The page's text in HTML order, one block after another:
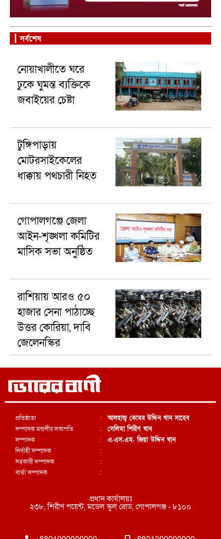
সর্বশেষ
নোয়াখালীতে ঘরে
ঢুকে ঘুমন্ত ব্যক্তিকে
জবাইয়ের চেষ্টা
টুঙ্গিপাড়ায়
মোটরসাইকেলের
ধাক্কায় পথচারী নিহত
গোপালগঞ্জে জেলা
আইন-শৃঙ্খলা কমিটির
মাসিক সভা অনুষ্ঠিত
রাশিয়ায় আরও ৫০
হাজার সেনা পাঠাচ্ছে
উত্তর কোরিয়া, দাবি
জেলেনস্কির
প্রতিষ্ঠাতা
সম্পাদক মন্ডলীর সভাপতি
সম্পাদক
নির্বাহী সম্পাদক
সহকারী সম্পাদক
বার্তা সম্পাদক
:
:
:
:
:
:
আলহাজ্ব কোমর উদ্দিন খান সাহেব
সেলিমা শিরীণ খান
এ.এস.এম. জিয়া উদ্দিন খান
প্রধান কার্যালয়ঃ
২৩৮, শিরীণ পয়েন্ট, মডেল স্কুল রোড, গোপালগঞ্জ - ৮১০০